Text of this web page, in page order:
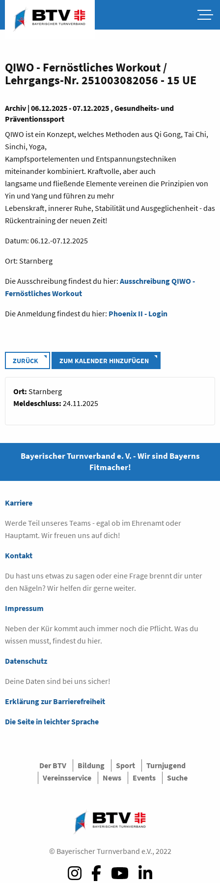
QIWO - Fernöstliches Workout /
Lehrgangs-Nr. 251003082056 - 15 UE
Archiv | 06.12.2025 - 07.12.2025 , Gesundheits- und
Präventionssport
QIWO ist ein Konzept, welches Methoden aus Qi Gong, Tai Chi,
Sinchi, Yoga,
Kampfsportelementen und Entspannungstechniken
miteinander kombiniert. Kraftvolle, aber auch
langsame und fließende Elemente vereinen die Prinzipien von
Yin und Yang und führen zu mehr
Lebenskraft, innerer Ruhe, Stabilität und Ausgeglichenheit - das
Rückentraining der neuen Zeit!
Datum: 06.12.-07.12.2025
Ort: Starnberg
Die Ausschreibung findest du hier: Ausschreibung QIWO -
Fernöstliches Workout
Die Anmeldung findest du hier: Phoenix II - Login
ZURÜCK ZUM KALENDER HINZUFÜGEN
Ort: Starnberg
Meldeschluss: 24.11.2025
Bayerischer Turnverband e. V. - Wir sind Bayerns
Fitmacher!
Karriere
Werde Teil unseres Teams - egal ob im Ehrenamt oder
Hauptamt. Wir freuen uns auf dich!
Kontakt
Du hast uns etwas zu sagen oder eine Frage brennt dir unter
den Nägeln? Wir helfen dir gerne weiter.
Impressum
Neben der Kür kommt auch immer noch die Pflicht. Was du
wissen musst, findest du hier.
Datenschutz
Deine Daten sind bei uns sicher!
Erklärung zur Barrierefreiheit
Die Seite in leichter Sprache
Der BTV Bildung Sport
Turnjugend
Vereinsservice
News Events Suche
© Bayerischer Turnverband e.V., 2022